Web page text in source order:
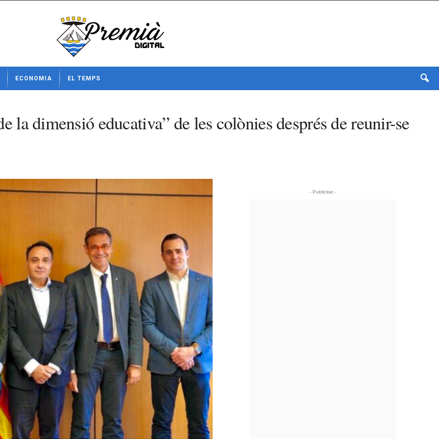
ECONOMIA EL TEMPS
la dimensió educativa” de les colònies després de reunir-se
- Publicitat -